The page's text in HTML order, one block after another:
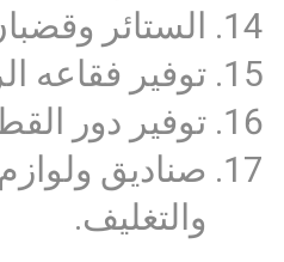
الستائر
توفير فقاعه
توفير دور
صناديق ولوازم
والتغليف.